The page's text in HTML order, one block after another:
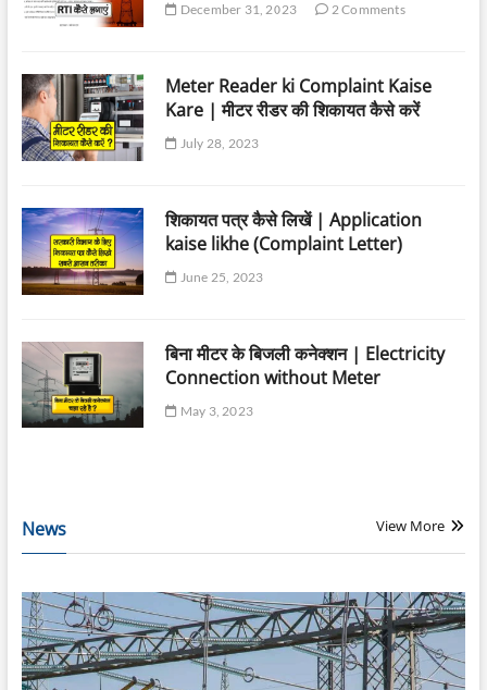
December 31, 2023 2 Comments
Meter Reader ki Complaint Kaise
Kare | मीटर रीडर की शिकायत कैसे करें
July 28, 2023
शिकायत पत्र कैसे लिखें | Application
kaise likhe (Complaint Letter)
June 25, 2023
बिना मीटर के बिजली कनेक्शन | Electricity
Connection without Meter
May 3, 2023
News View More